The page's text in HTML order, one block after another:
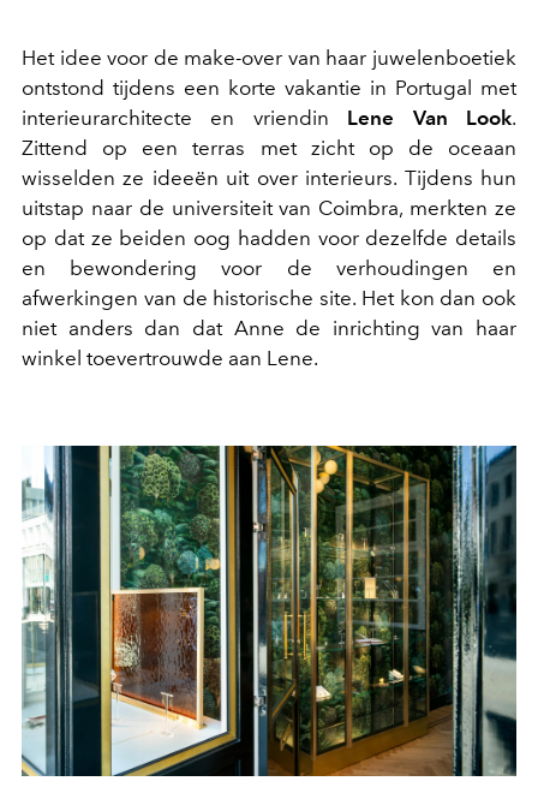
Het idee voor de make-over van haar juwelenboetiek
ontstond tijdens een korte vakantie in Portugal met
interieurarchitecte en vriendin Lene Van Look.
Zittend op een terras met zicht op de oceaan
wisselden ze ideeën uit over interieurs. Tijdens hun
uitstap naar de universiteit van Coimbra, merkten ze
op dat ze beiden oog hadden voor dezelfde details
en bewondering voor de verhoudingen en
afwerkingen van de historische site. Het kon dan ook
niet anders dan dat Anne de inrichting van haar
winkel toevertrouwde aan Lene.